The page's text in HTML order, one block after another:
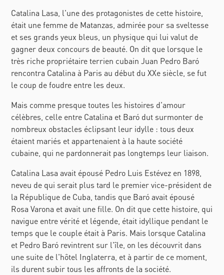
Catalina Lasa, l'une des protagonistes de cette histoire,
était une femme de Matanzas, admirée pour sa sveltesse
et ses grands yeux bleus, un physique qui lui valut de
gagner deux concours de beauté. On dit que lorsque le
très riche propriétaire terrien cubain Juan Pedro Baró
rencontra Catalina à Paris au début du XXe siècle, se fut
le coup de foudre entre les deux.
Mais comme presque toutes les histoires d'amour
célèbres, celle entre Catalina et Baró dut surmonter de
nombreux obstacles éclipsant leur idylle : tous deux
étaient mariés et appartenaient à la haute société
cubaine, qui ne pardonnerait pas longtemps leur liaison.
Catalina Lasa avait épousé Pedro Luis Estévez en 1898,
neveu de qui serait plus tard le premier vice-président de
la République de Cuba, tandis que Baró avait épousé
Rosa Varona et avait une fille. On dit que cette histoire, qui
navigue entre vérité et légende, était idyllique pendant le
temps que le couple était à Paris. Mais lorsque Catalina
et Pedro Baró revintrent sur l'île, on les découvrit dans
une suite de l'hôtel Inglaterra, et à partir de ce moment,
ils durent subir tous les affronts de la société.